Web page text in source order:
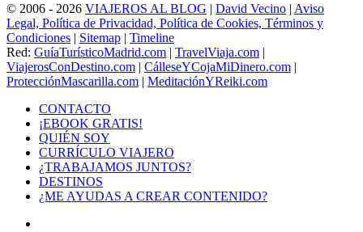
© 2006 - 2026 VIAJEROS AL BLOG | David Vecino | Aviso
Legal, Política de Privacidad, Política de Cookies, Términos y
Condiciones | Sitemap | Timeline
Red: GuíaTurísticoMadrid.com | TravelViaja.com |
ViajerosConDestino.com | CálleseYCojaMiDinero.com |
ProtecciónMascarilla.com | MeditaciónYReiki.com
CONTACTO
¡EBOOK GRATIS!
QUIÉN SOY
CURRÍCULO VIAJERO
¿TRABAJAMOS JUNTOS?
DESTINOS
¿ME AYUDAS A CREAR CONTENIDO?